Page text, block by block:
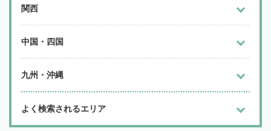
関西
中国・四国
九州・沖縄
よく検索されるエリア